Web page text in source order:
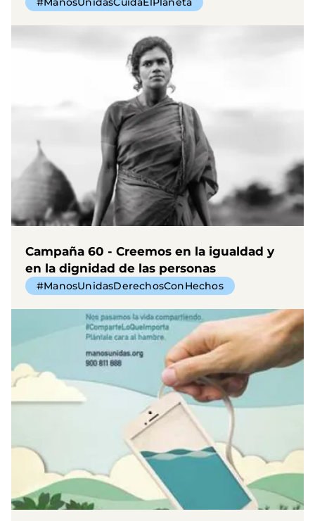
Campaña 60 - Creemos en la igualdad y
en la dignidad de las personas
#ManosUnidasDerechosConHechos